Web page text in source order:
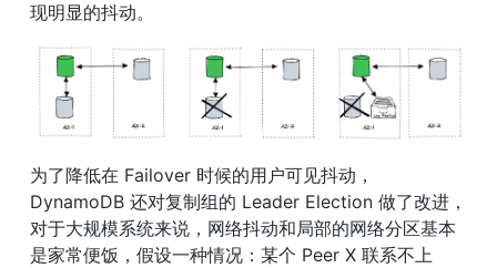
现明显的抖动。
为了降低在 Failover 时候的用户可见抖动，
DynamoDB 还对复制组的 Leader Election 做了改进，
对于大规模系统来说，网络抖动和局部的网络分区基本
是家常便饭，假设一种情况：某个 Peer X 联系不上